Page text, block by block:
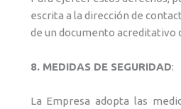
escrita a la dirección de
de un documento acreditativo
8. MEDIDAS DE SEGURIDAD:
La Empresa adopta las